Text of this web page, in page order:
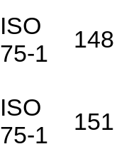
ISO
75-1
148
ISO
75-1
151